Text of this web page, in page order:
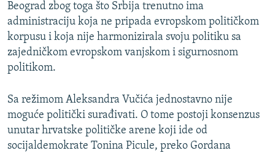
Beograd zbog toga što Srbija trenutno ima
administraciju koja ne pripada evropskom političkom
korpusu i koja nije harmonizirala svoju politiku sa
zajedničkom evropskom vanjskom i sigurnosnom
politikom.
Sa režimom Aleksandra Vučića jednostavno nije
moguće politički surađivati. O tome postoji konsenzus
unutar hrvatske političke arene koji ide od
socijaldemokrate Tonina Picule, preko Gordana